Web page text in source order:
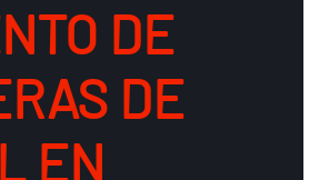
DE
DE
EN